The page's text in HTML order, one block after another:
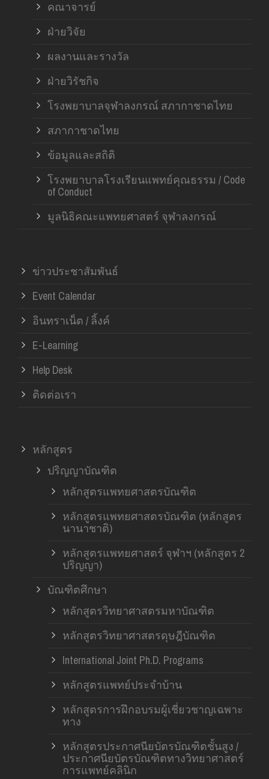
คณาจารย์
ฝ่ายวิจัย
ผลงานและรางวัล
ฝ่ายวิรัชกิจ
โรงพยาบาลจุฬาลงกรณ์ สภากาชาดไทย
สภากาชาดไทย
ข้อมูลและสถิติ
โรงพยาบาลโรงเรียนแพทย์คุณธรรม / Code
of Conduct
มูลนิธิคณะแพทยศาสตร์ จุฬาลงกรณ์
ข่าวประชาสัมพันธ์
Event Calendar
อินทราเน็ต / ลิ้งค์
E-Learning
Help Desk
ติดต่อเรา
หลักสูตร
ปริญญาบัณฑิต
หลักสูตรแพทยศาสตรบัณฑิต
หลักสูตรแพทยศาสตรบัณฑิต (หลักสูตร
นานาชาติ)
หลักสูตรแพทยศาสตร์ จุฬาฯ (หลักสูตร 2
ปริญญา)
บัณฑิตศึกษา
หลักสูตรวิทยาศาสตรมหาบัณฑิต
หลักสูตรวิทยาศาสตรดุษฎีบัณฑิต
International Joint Ph.D. Programs
หลักสูตรแพทย์ประจำบ้าน
หลักสูตรการฝึกอบรมผู้เชี่ยวชาญเฉพาะ
ทาง
หลักสูตรประกาศนียบัตรบัณฑิตชั้นสูง /
ประกาศนียบัตรบัณฑิตทางวิทยาศาสตร์
การแพทย์คลินิก